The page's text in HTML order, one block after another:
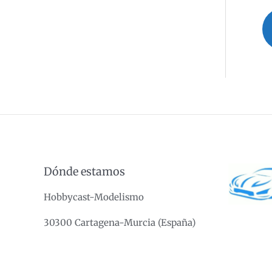
de
5
Dónde estamos
Hobbycast-Modelismo
30300 Cartagena-Murcia (España)